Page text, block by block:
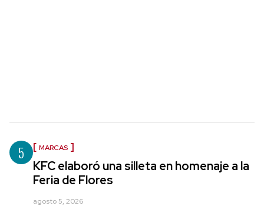
5 MARCAS
KFC elaboró una silleta en homenaje a la
Feria de Flores
agosto 5, 2026